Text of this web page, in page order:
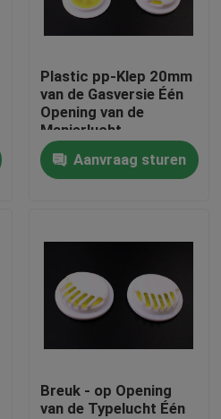
Plastic pp-Klep 20mm
van de Gasversie Één
Opening van de
Manierlucht
Aanvraag sturen
Breuk - op Opening
van de Typelucht Één